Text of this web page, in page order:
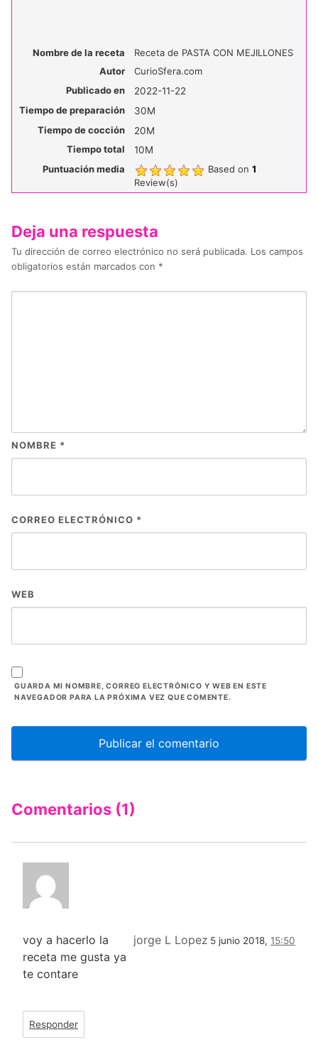
Nombre de la receta
Receta de PASTA CON MEJILLONES
Autor
CurioSfera.com
Publicado en
2022-11-22
Tiempo de preparación
30M
Tiempo de cocción
20M
Tiempo total
10M
Puntuación media
Based on1
Review(s)
Deja una respuesta
Tu dirección de correo electrónico no será publicada. Los campos
obligatorios están marcados con *
NOMBRE *
CORREO ELECTRÓNICO *
WEB
GUARDA MI NOMBRE, CORREO ELECTRÓNICO Y WEB EN ESTE
NAVEGADOR PARA LA PRÓXIMA VEZ QUE COMENTE.
Comentarios (1)
jorge L Lopez 5 junio 2018, 15:50
voy a hacerlo la
receta me gusta ya
te contare
Responder